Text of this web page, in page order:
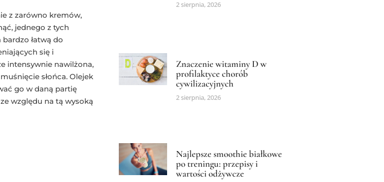
z zarówno kremów,
jednego z tych
łatwą do
się i
intensywnie nawilżona,
słońca. Olejek
go w daną partię
względu na tą wysoką
2 sierpnia, 2026
Znaczenie witaminy D w
profilaktyce chorób
cywilizacyjnych
2 sierpnia, 2026
Najlepsze smoothie białkowe
po treningu: przepisy i
wartości odżywcze